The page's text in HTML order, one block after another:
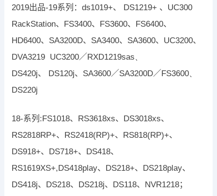
2019出品-19系列：ds1019+、 DS1219+ 、UC300
RackStation、FS3400、FS3600、FS6400、
HD6400、SA3200D、SA3400、SA3600、UC3200、
DVA3219 UC3200／RXD1219sas、
DS420j、 DS120j、 SA3600／SA3200D／FS3600、
DS220j
18-系列:FS1018、RS3618xs、DS3018xs、
RS2818RP+、RS2418(RP)+、RS818(RP)+、
DS918+、DS718+、DS418、
RS1619XS+,DS418play、DS218+、DS218play、
DS418j、DS218、DS218j、DS118、NVR1218；